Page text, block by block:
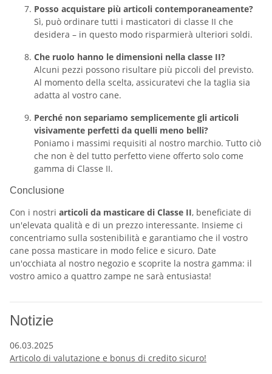
Posso acquistare più articoli contemporaneamente?
Sì, può ordinare tutti i masticatori di classe II che
desidera – in questo modo risparmierà ulteriori soldi.
Che ruolo hanno le dimensioni nella classe II?
Alcuni pezzi possono risultare più piccoli del previsto.
Al momento della scelta, assicuratevi che la taglia sia
adatta al vostro cane.
Perché non separiamo semplicemente gli articoli
visivamente perfetti da quelli meno belli?
Poniamo i massimi requisiti al nostro marchio. Tutto ciò
che non è del tutto perfetto viene offerto solo come
gamma di Classe II.
Conclusione
Con i nostri articoli da masticare di Classe II, beneficiate di
un'elevata qualità e di un prezzo interessante. Insieme ci
concentriamo sulla sostenibilità e garantiamo che il vostro
cane possa masticare in modo felice e sicuro. Date
un'occhiata al nostro negozio e scoprite la nostra gamma: il
vostro amico a quattro zampe ne sarà entusiasta!
Notizie
06.03.2025
Articolo di valutazione e bonus di credito sicuro!